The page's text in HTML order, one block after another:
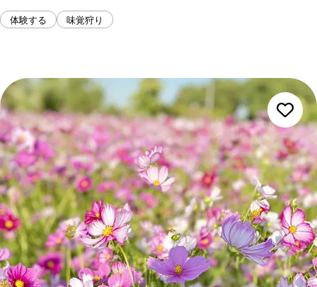
体験する 味覚狩り